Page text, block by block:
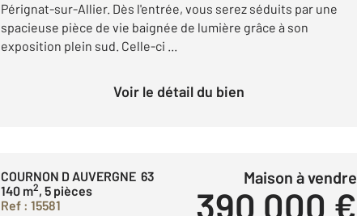
Pérignat-sur-Allier. Dès l'entrée, vous serez séduits par une
spacieuse pièce de vie baignée de lumière grâce à son
exposition plein sud. Celle-ci ...
Voir le détail du bien
COURNON D AUVERGNE 63
140 m2, 5 pièces
Ref : 15581
Maison à vendre
390 000 €